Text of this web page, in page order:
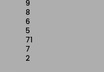
9
8
6
5
71
7
2